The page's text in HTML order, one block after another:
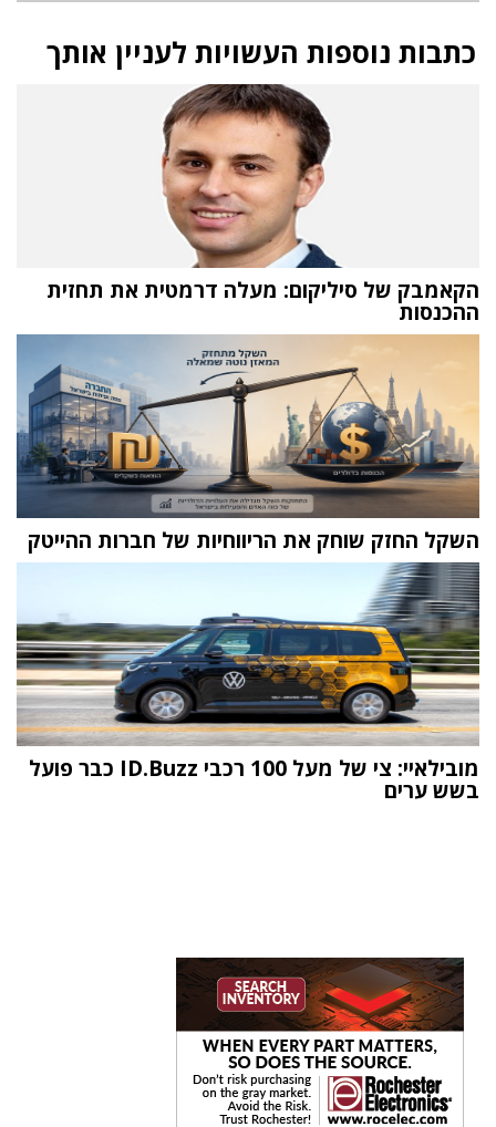
כתבות נוספות העשויות לעניין אותך
הקאמבק של סיליקום: מעלה דרמטית את תחזית
ההכנסות
השקל החזק שוחק את הריווחיות של חברות ההייטק
מובילאיי: צי של מעל 100 רכבי ID.Buzz כבר פועל
בשש ערים